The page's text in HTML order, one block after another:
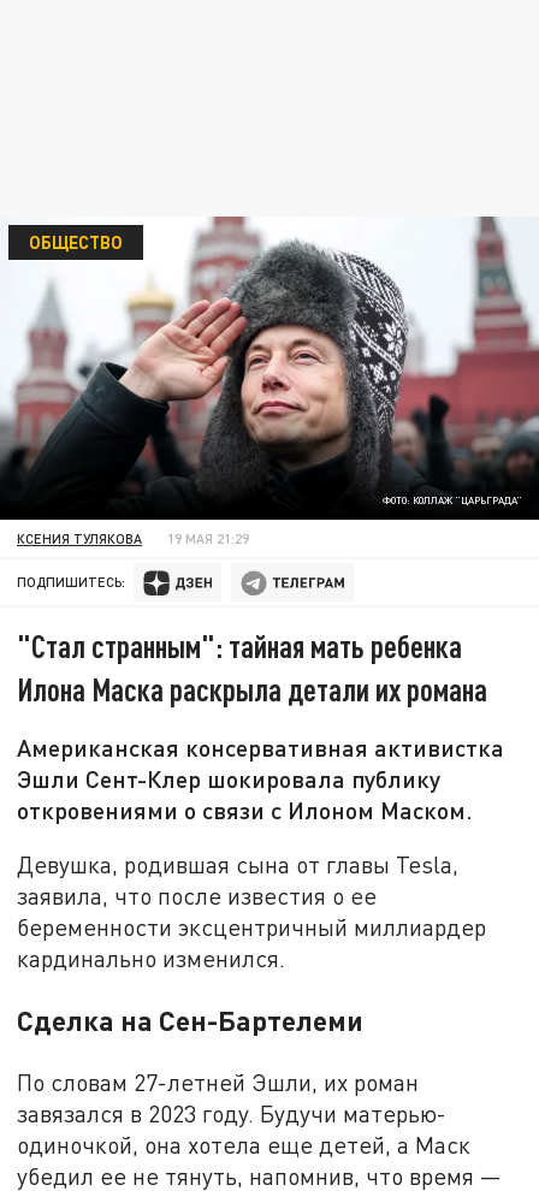
ФОТО: КОЛЛАЖ "ЦАРЬГРАДА"
ОБЩЕСТВО
КСЕНИЯ ТУЛЯКОВА 19 МАЯ 21:29
ПОДПИШИТЕСЬ:
"Стал странным": тайная мать ребенка
Илона Маска раскрыла детали их романа
Американская консервативная активистка
Эшли Сент-Клер шокировала публику
откровениями о связи с Илоном Маском.
Девушка, родившая сына от главы Tesla,
заявила, что после известия о ее
беременности эксцентричный миллиардер
кардинально изменился.
Сделка на Сен-Бартелеми
По словам 27-летней Эшли, их роман
завязался в 2023 году. Будучи матерью-
одиночкой, она хотела еще детей, а Маск
убедил ее не тянуть, напомнив, что время —